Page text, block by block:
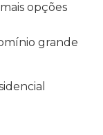
opções
grande